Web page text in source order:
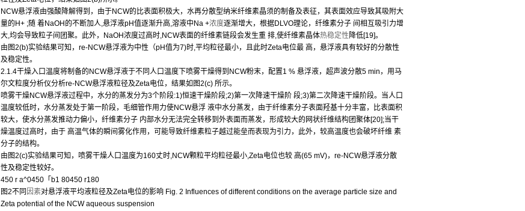
NCW悬浮液由强酸降解得到，由于NCW的比表面积极大，水再分散型纳米纤维素晶须的制备及表征，其表面效应导致其吸附大
量的H+ ;随 着NaOH的不断加人,悬浮液pH值逐渐升高,溶液中Na +浓度逐渐增大，根据DLVO理论，纤维素分子 间相互吸引力增
大,均会导致粒子间团聚。此外，NaOH浓度过高时,NCW表面的纤维素链段会发生重 排,使纤维素晶体热稳定性 降低[19]。
由图2(b)实验结果可知，re-NCW悬浮液为中性（pH值为7)时,平均粒径最小，且此时Zeta电位最 高，悬浮液具有较好的分散性
及稳定性。
2.1.4干燥入口温度将制备的NCW悬浮液于不同人口温度下喷雾干燥得到NCW粉末，配置1 % 悬浮液，超声波分散5 min，用马
尔文粒度分析仪分析re-NCW悬浮液粒径及Zeta电位，结果如图2(c) 所示。
喷雾干燥NCW悬浮液过程中，水分的蒸发分为3个阶段:1)恒速干燥阶段;2)第一次降速干燥阶 段;3)第二次降速干燥阶段。当人口
温度较低时，水分蒸发处于第一阶段，毛细管作用力使NCW悬浮 液中水分蒸发，由于纤维素分子表面羟基十分丰富，比表面积
较大，使水分蒸发推动力偏小，纤维素分子 内部水分无法完全转移到外表面而蒸发，形成较大的网状纤维结构团聚体[20];当干
燥温度过高时，由于 高温气体的瞬间雾化作用，可能导致纤维素粒子越过能垒而表现为引力，此外，较高温度也会破坏纤维 素
分子的结构。
由图2(c)实验结果可知，喷雾干燥人口温度为160丈时,NCW颗粒平均粒径最小,Zeta电位也较 高(65 mV)，re-NCW悬浮液分散
性及稳定性较好。
450 r a^0450「b1 80450 r180
图2不同 因素对悬浮液平均液粒径及Zeta电位的影响 Fig. 2 Influences of different conditions on the average particle size and
Zeta potential of the NCW aqueous suspension